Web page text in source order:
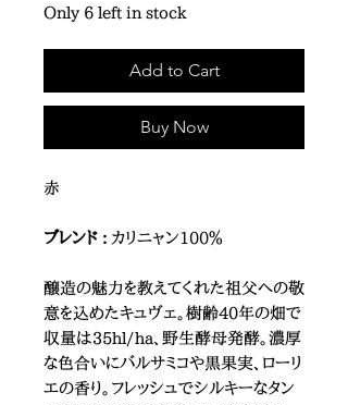
Only 6 left in stock
Add to Cart
Buy Now
赤
ブレンド : カリニャン100％
醸造の魅力を教えてくれた祖父への敬
意を込めたキュヴェ。樹齢40年の畑で
収量は35hl/ha、野生酵母発酵。濃厚
な色合いにバルサミコや黒果実、ローリ
エの香り。フレッシュでシルキーなタン